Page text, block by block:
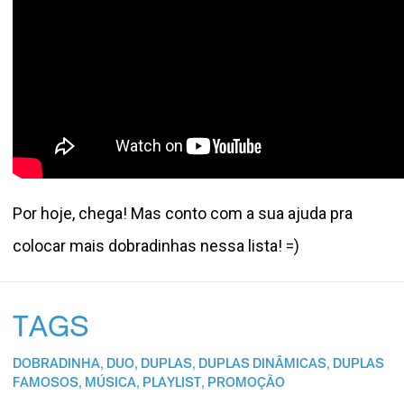
Por hoje, chega! Mas conto com a sua ajuda pra
colocar mais dobradinhas nessa lista! =)
TAGS
DOBRADINHA, DUO, DUPLAS, DUPLAS DINÂMICAS, DUPLAS
FAMOSOS, MÚSICA, PLAYLIST , PROMOÇÃO